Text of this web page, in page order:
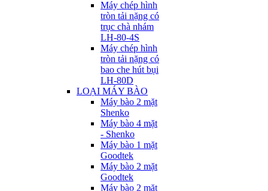
Máy chép hình
tròn tải nặng có
trục chà nhám
LH-80-4S
Máy chép hình
tròn tải nặng có
bao che hút bụi
LH-80D
LOẠI MÁY BÀO
Máy bào 2 mặt
Shenko
Máy bào 4 mặt
- Shenko
Máy bào 1 mặt
Goodtek
Máy bào 2 mặt
Goodtek
Máy bào 2 mặt